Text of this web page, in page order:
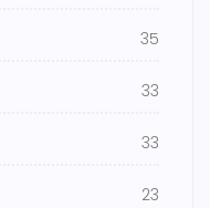
35
33
33
23